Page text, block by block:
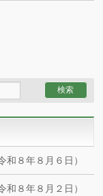
８年８月６日）
８月２日）